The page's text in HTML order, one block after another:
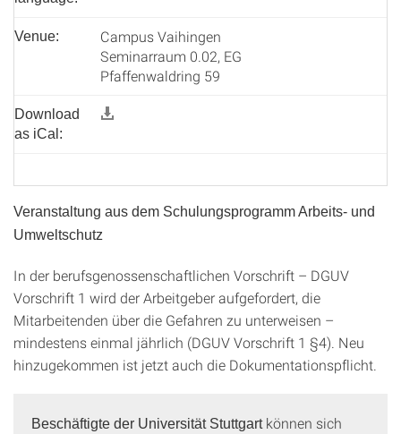
Venue:
Campus Vaihingen
Seminarraum 0.02, EG
Pfaffenwaldring 59
Download
as iCal:
Veranstaltung aus dem Schulungsprogramm Arbeits- und
Umweltschutz
In der berufsgenossenschaftlichen Vorschrift – DGUV
Vorschrift 1 wird der Arbeitgeber aufgefordert, die
Mitarbeitenden über die Gefahren zu unterweisen –
mindestens einmal jährlich (DGUV Vorschrift 1 §4). Neu
hinzugekommen ist jetzt auch die Dokumentationspflicht.
Beschäftigte der Universität Stuttgartkönnen sich